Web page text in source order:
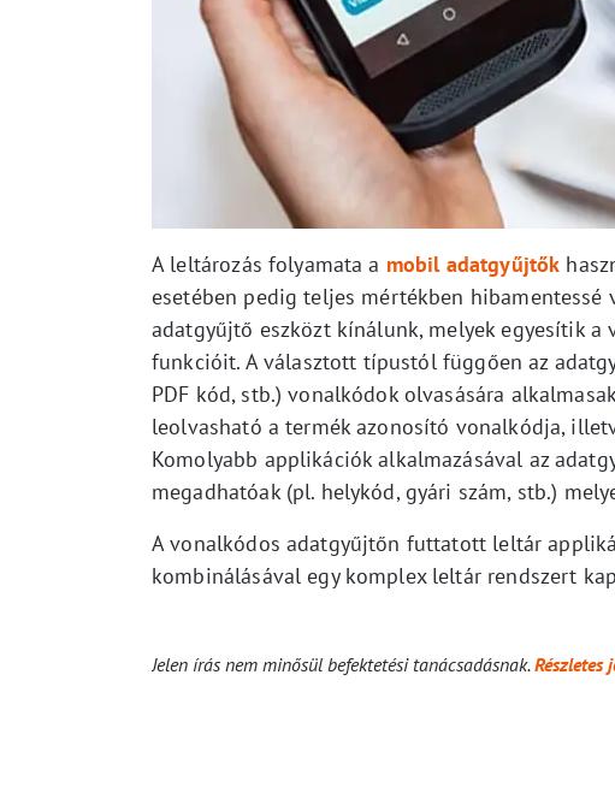
A leltározás folyamata a mobil adatgyűjtők
esetében pedig teljes mértékben
adatgyűjtő eszközt kínálunk, melyek egyesítik
funkcióit. A választott típustól függően az
PDF kód, stb.) vonalkódok olvasására
leolvasható a termék azonosító vonalkódja,
Komolyabb applikációk alkalmazásával az
megadhatóak (pl. helykód, gyári szám, stb.)
A vonalkódos adatgyűjtőn futtatott leltár
kombinálásával egy komplex leltár rendszert
Jelen írás nem minősül befektetési tanácsadásnak.Részletes